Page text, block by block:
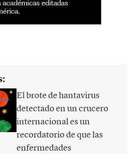
El brote de hantavirus
detectado en un crucero
internacional es un
recordatorio de que las
enfermedades